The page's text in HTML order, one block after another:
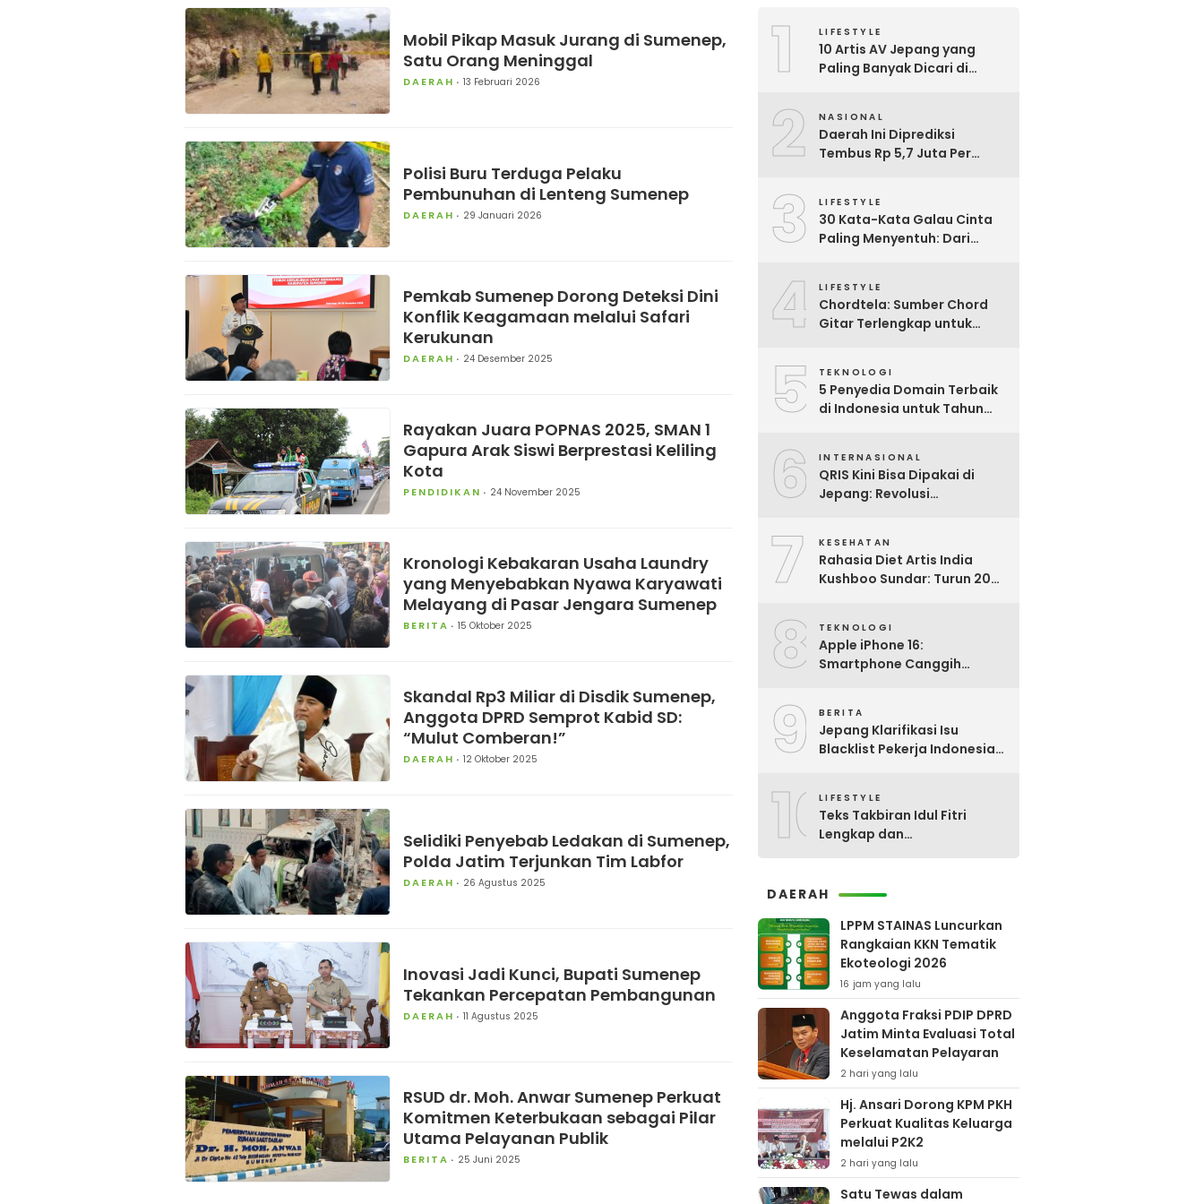
Mobil Pikap Masuk Jurang di Sumenep,
Satu Orang Meninggal
DAERAH 13 Februari 2026
Polisi Buru Terduga Pelaku
Pembunuhan di Lenteng Sumenep
DAERAH 29 Januari 2026
Pemkab Sumenep Dorong Deteksi Dini
Konflik Keagamaan melalui Safari
Kerukunan
DAERAH 24 Desember 2025
Rayakan Juara POPNAS 2025, SMAN 1
Gapura Arak Siswi Berprestasi Keliling
Kota
PENDIDIKAN 24 November 2025
Kronologi Kebakaran Usaha Laundry
yang Menyebabkan Nyawa Karyawati
Melayang di Pasar Jengara Sumenep
BERITA 15 Oktober 2025
Skandal Rp3 Miliar di Disdik Sumenep,
Anggota DPRD Semprot Kabid SD:
“Mulut Comberan!”
DAERAH 12 Oktober 2025
Selidiki Penyebab Ledakan di Sumenep,
Polda Jatim Terjunkan Tim Labfor
DAERAH 26 Agustus 2025
Inovasi Jadi Kunci, Bupati Sumenep
Tekankan Percepatan Pembangunan
DAERAH 11 Agustus 2025
RSUD dr. Moh. Anwar Sumenep Perkuat
Komitmen Keterbukaan sebagai Pilar
Utama Pelayanan Publik
BERITA 25 Juni 2025
1 LIFESTYLE
10 Artis AV Jepang yang
Paling Banyak Dicari di
2 NASIONAL
Daerah Ini Diprediksi
Tembus Rp 5,7 Juta Per
Upah Minimum 2026
3 LIFESTYLE
30 Kata-Kata Galau Cinta
Paling Menyentuh: Dari
4 LIFESTYLE
Chordtela: Sumber Chord
Gitar Terlengkap untuk
5 TEKNOLOGI
5 Penyedia Domain Terbaik
di Indonesia untuk Tahun
6 INTERNASIONAL
QRIS Kini Bisa Dipakai di
Jepang: Revolusi
7 KESEHATAN
Rahasia Diet Artis India
Kushboo Sundar: Turun 20
8 TEKNOLOGI
Apple iPhone 16:
Smartphone Canggih
9 BERITA
Jepang Klarifikasi Isu
Blacklist Pekerja Indonesia,
10LIFESTYLE
Teks Takbiran Idul Fitri
Lengkap dan
DAERAH
LPPM STAINAS Luncurkan
Rangkaian KKN Tematik
Ekoteologi 2026
16 jam yang lalu
Anggota Fraksi PDIP DPRD
Jatim Minta Evaluasi Total
Keselamatan Pelayaran
2 hari yang lalu
Hj. Ansari Dorong KPM PKH
Perkuat Kualitas Keluarga
melalui P2K2
2 hari yang lalu
Satu Tewas dalam